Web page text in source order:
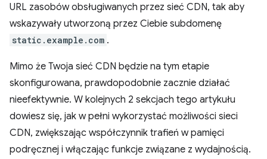
URL zasobów obsługiwanych przez sieć CDN, tak aby
wskazywały utworzoną przez Ciebie subdomenę
static.example.com .
Mimo że Twoja sieć CDN będzie na tym etapie
skonfigurowana, prawdopodobnie zacznie działać
nieefektywnie. W kolejnych 2 sekcjach tego artykułu
dowiesz się, jak w pełni wykorzystać możliwości sieci
CDN, zwiększając współczynnik trafień w pamięci
podręcznej i włączając funkcje związane z wydajnością.